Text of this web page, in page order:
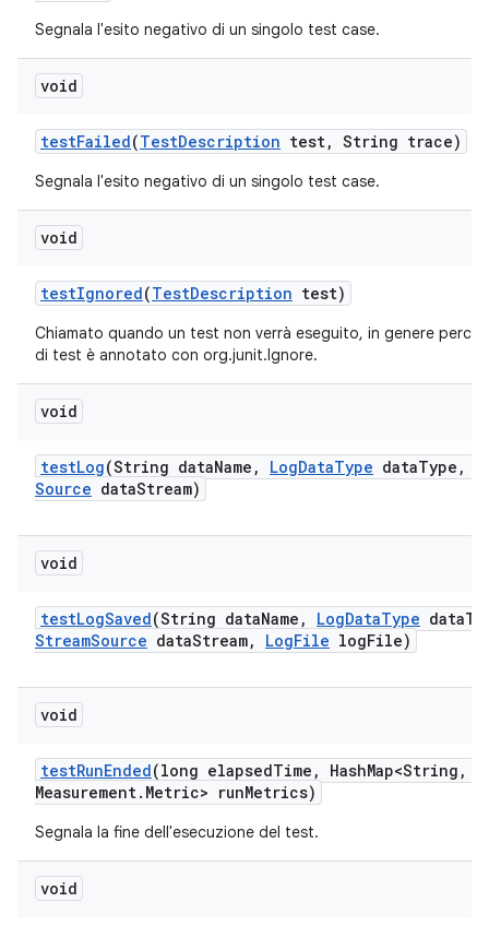
Segnala l'esito negativo di un singolo test case.
void
testFailed(TestDescription test, String trace)
Segnala l'esito negativo di un singolo test case.
void
testIgnored(TestDescription test)
Chiamato quando un test non verrà eseguito, in genere
di test è annotato con org.junit.Ignore.
void
testLog(String dataName , LogDataType dataType ,
Source dataStream)
void
testLogSaved(String dataName , LogDataType data
StreamSource dataStream, LogFile logFile)
void
testRunEnded(long elapsedTime , HashMap<String ,
Measurement. Metric> runMetrics)
Segnala la fine dell'esecuzione del test.
void